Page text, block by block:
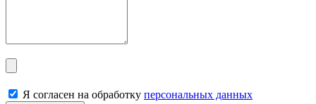
Я согласен на обработку персональных данных